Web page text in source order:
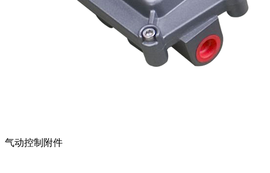
气动控制附件